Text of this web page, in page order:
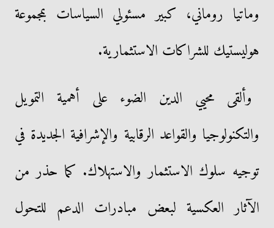
وماتيا روماني، كبير مسئولي السياسات بمجموعة
هوليستيك للشراكات الاستثمارية.
وألقى محيي الدين الضوء على أهمية التمويل
والتكنولوجيا والقواعد الرقابية والإشرافية الجديدة في
توجيه سلوك الاستثمار والاستهلاك. كما حذر من
الآثار العكسية لبعض مبادرات الدعم للتحول